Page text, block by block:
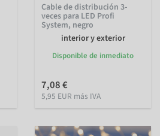
Cable de distribución 3-
veces para LED Profi
System, negro
interior y exterior
Disponible de inmediato
7,08 €
5,95 EUR más IVA